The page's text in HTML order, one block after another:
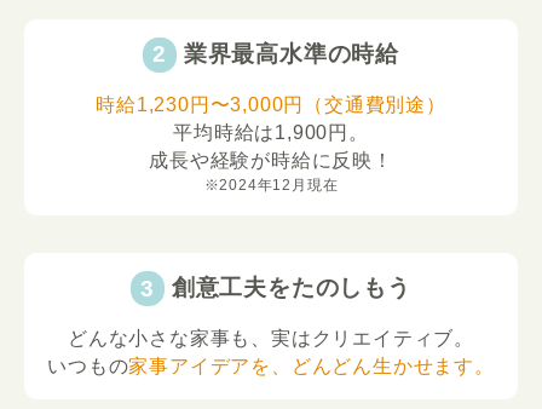
業界最高水準の時給
時給1,230円〜3,000円（交通費別途）
平均時給は1,900円。
成長や経験が時給に反映！
※2024年12月現在
創意工夫をたのしもう
どんな小さな家事も、実はクリエイティブ。
いつもの家事アイデアを、どんどん生かせます。